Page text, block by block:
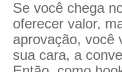
Se você chega
oferecer valor,
aprovação, você
sua cara, a